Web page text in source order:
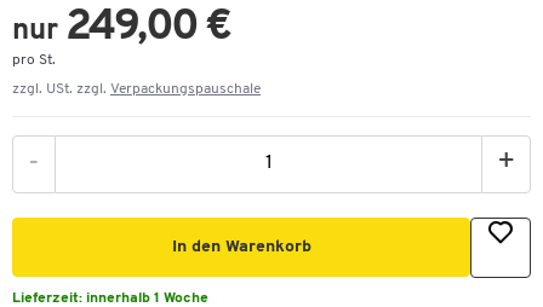
nur 249,00 €
pro St.
zzgl. USt. zzgl. Verpackungspauschale
- +
In den Warenkorb
Lieferzeit: innerhalb 1 Woche